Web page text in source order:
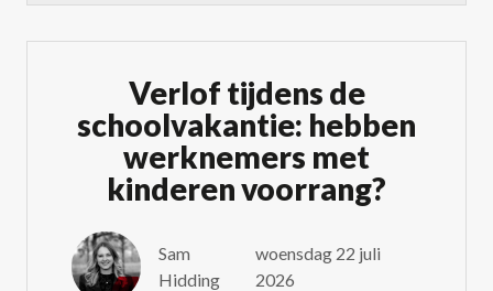
Verlof tijdens de
schoolvakantie: hebben
werknemers met
kinderen voorrang?
Sam
Hidding
woensdag 22 juli
2026